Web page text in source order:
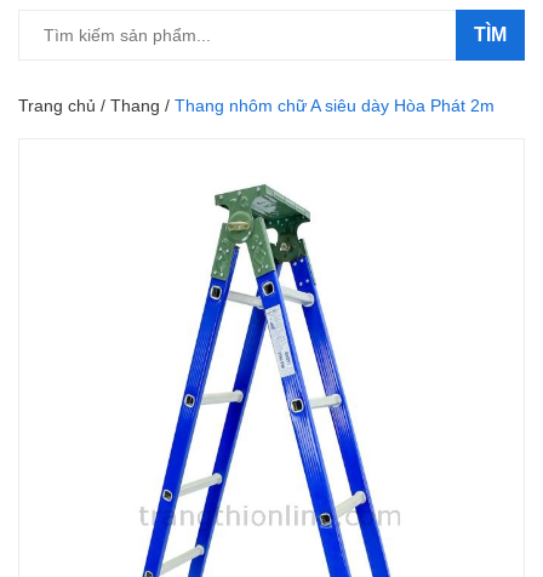
TÌM
Trang chủ / Thang / Thang nhôm chữ A siêu dày Hòa Phát 2m